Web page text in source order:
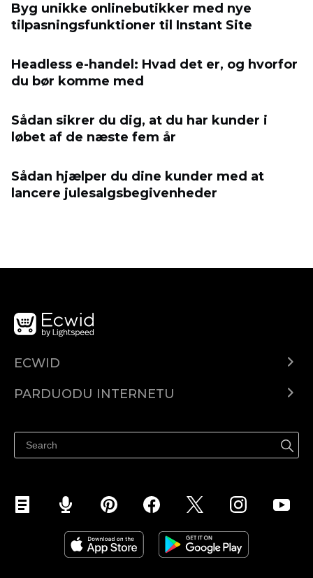
Byg unikke onlinebutikker med nye
tilpasningsfunktioner til Instant Site
Headless e-handel: Hvad det er, og hvorfor
du bør komme med
Sådan sikrer du dig, at du har kunder i
løbet af de næste fem år
Sådan hjælper du dine kunder med at
lancere julesalgsbegivenheder
ECWID
Kainodara
PARDUODU INTERNETU
Parduodu Facebook
Parduodu Instagram